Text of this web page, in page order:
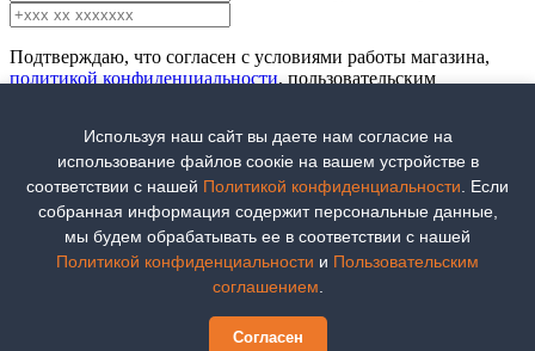
Подтверждаю, что согласен с условиями работы магазина,
политикой конфиденциальности, пользовательским
Не получилось отправить!
При отправке произошла ошибка.
Используя наш сайт вы даете нам согласие на
использование файлов соoкіе на вашем устройстве в
соответствии с нашей Политикой конфиденциальности . Если
собранная информация содержит персональные данные,
мы будем обрабатывать ее в соответствии с нашей
Политикой конфиденциальности и Пользовательским
соглашением
Согласен